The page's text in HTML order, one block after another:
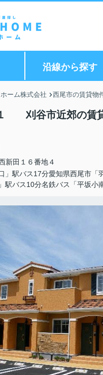
沿線から探す
ーム株式会社 西尾市の賃貸物
刈谷市近郊の賃貸
新田１６番地４
」駅バス17分愛知県西尾市「
駅バス10分名鉄バス「平坂小